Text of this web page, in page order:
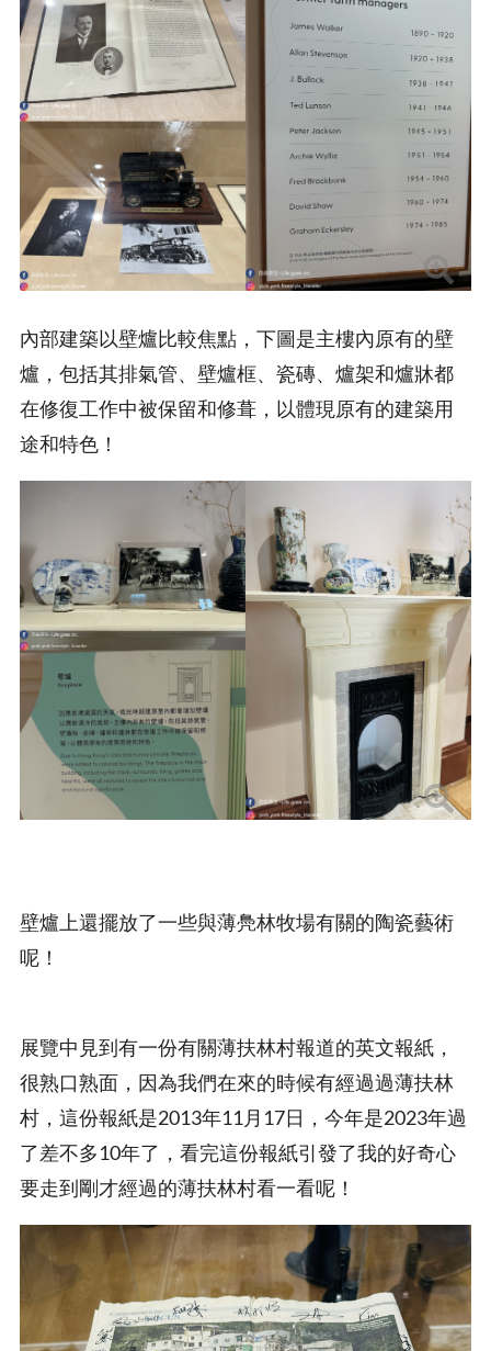
內部建築以壁爐比較焦點，下圖是主樓內原有的壁
爐，包括其排氣管、壁爐框、瓷磚、爐架和爐牀都
在修復工作中被保留和修葺，以體現原有的建築用
途和特色！
壁爐上還擺放了一些與薄鳧林牧場有關的陶瓷藝術
呢！
展覽中見到有一份有關薄扶林村報道的英文報紙，
很熟口熟面，因為我們在來的時候有經過過薄扶林
村，這份報紙是2013年11月17日，今年是2023年過
了差不多10年了，看完這份報紙引發了我的好奇心
要走到剛才經過的薄扶林村看一看呢！